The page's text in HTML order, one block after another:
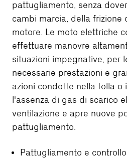
pattugliamento, senza
cambi marcia, della frizione
motore. Le moto elettriche
effettuare manovre
situazioni impegnative, per
necessarie prestazioni e
azioni condotte nella folla o
l'assenza di gas di scarico
ventilazione e apre nuove
pattugliamento.
Pattugliamento e